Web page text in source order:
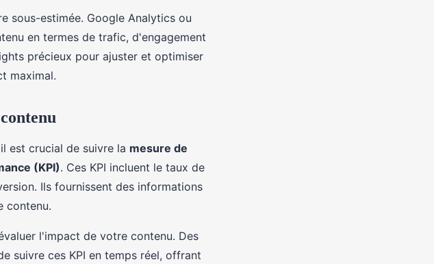
sous-estimée. Google Analytics ou
en termes de trafic, d'engagement
précieux pour ajuster et optimiser
maximal.
est crucial de suivre la mesure de
(KPI). Ces KPI incluent le taux de
Ils fournissent des informations
contenu.
l'impact de votre contenu. Des
suivre ces KPI en temps réel, offrant